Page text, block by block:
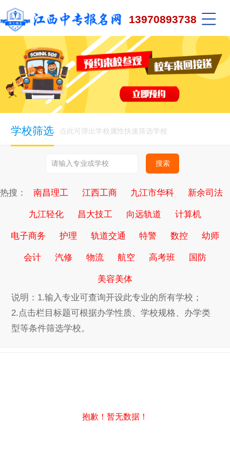
13970893738
学校筛选 点此可弹出学校属性快速筛选学校
热搜： 南昌理工 江西工商 九江市华科 新余司法
九江轻化 昌大技工 向远轨道 计算机
电子商务 护理 轨道交通 特警 数控 幼师
会计 汽修 物流 航空 高考班 国防
美容美体
说明：1.输入专业可查询开设此专业的所有学校；
2.点击栏目标题可根据办学性质、学校规格、办学类
型等条件筛选学校。
抱歉！暂无数据！